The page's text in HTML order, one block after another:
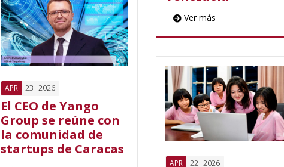
Ver más
APR 23 2026
El CEO de Yango
Group se reúne con
la comunidad de
startups de Caracas
APR 22 2026